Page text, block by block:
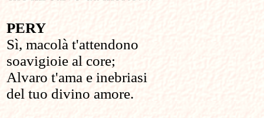
PERY
Sì, macolà t'attendono
soavigioie al core;
Alvaro t'ama e inebriasi
del tuo divino amore.